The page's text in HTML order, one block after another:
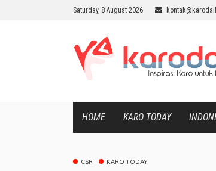
Saturday, 8 August 2026
HOME KARO TODAY
CSR KARO TODAY